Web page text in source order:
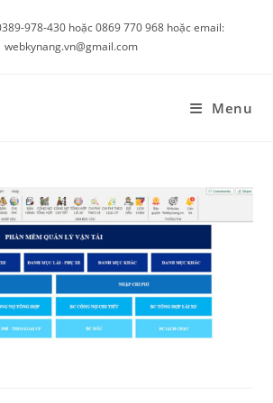
978-430 hoặc 0869 770 968 hoặc email:
webkynang.vn@gmail.com
Menu